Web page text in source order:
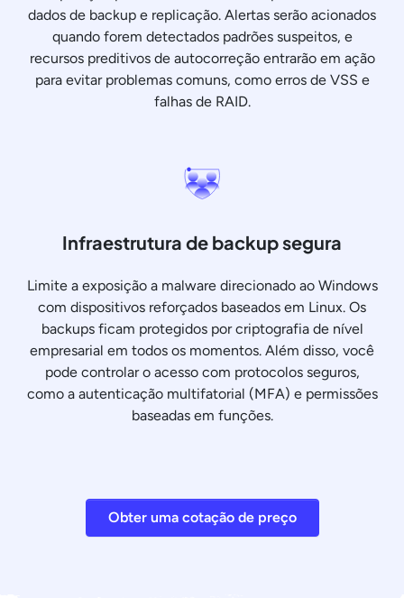
dados de backup e replicação. Alertas serão acionados
quando forem detectados padrões suspeitos, e
recursos preditivos de autocorreção entrarão em ação
para evitar problemas comuns, como erros de VSS e
falhas de RAID.
Infraestrutura de backup segura
Limite a exposição a malware direcionado ao Windows
com dispositivos reforçados baseados em Linux. Os
backups ficam protegidos por criptografia de nível
empresarial em todos os momentos. Além disso, você
pode controlar o acesso com protocolos seguros,
como a autenticação multifatorial (MFA) e permissões
baseadas em funções.
Obter uma cotação de preço